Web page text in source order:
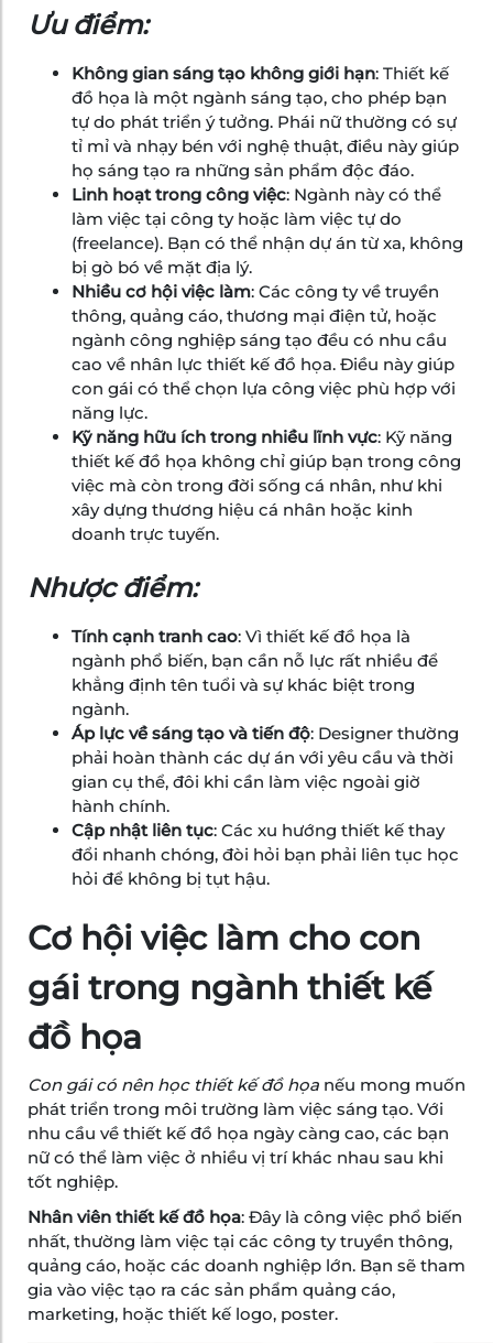
Ưu điểm:
Không gian sáng tạo không giới hạn: Thiết kế
đồ họa là một ngành sáng tạo, cho phép bạn
tự do phát triển ý tưởng. Phái nữ thường có sự
tỉ mỉ và nhạy bén với nghệ thuật, điều này giúp
họ sáng tạo ra những sản phẩm độc đáo.
Linh hoạt trong công việc: Ngành này có thể
làm việc tại công ty hoặc làm việc tự do
(freelance). Bạn có thể nhận dự án từ xa, không
bị gò bó về mặt địa lý.
Nhiều cơ hội việc làm: Các công ty về truyền
thông, quảng cáo, thương mại điện tử, hoặc
ngành công nghiệp sáng tạo đều có nhu cầu
cao về nhân lực thiết kế đồ họa. Điều này giúp
con gái có thể chọn lựa công việc phù hợp với
năng lực.
Kỹ năng hữu ích trong nhiều lĩnh vực: Kỹ năng
thiết kế đồ họa không chỉ giúp bạn trong công
việc mà còn trong đời sống cá nhân, như khi
xây dựng thương hiệu cá nhân hoặc kinh
doanh trực tuyến.
Nhược điểm:
Tính cạnh tranh cao: Vì thiết kế đồ họa là
ngành phổ biến, bạn cần nỗ lực rất nhiều để
khẳng định tên tuổi và sự khác biệt trong
ngành.
Áp lực về sáng tạo và tiến độ: Designer thường
phải hoàn thành các dự án với yêu cầu và thời
gian cụ thể, đôi khi cần làm việc ngoài giờ
hành chính.
Cập nhật liên tục: Các xu hướng thiết kế thay
đổi nhanh chóng, đòi hỏi bạn phải liên tục học
hỏi để không bị tụt hậu.
Cơ hội việc làm cho con
gái trong ngành thiết kế
đồ họa
Con gái có nên học thiết kế đồ họa nếu mong muốn
phát triển trong môi trường làm việc sáng tạo. Với
nhu cầu về thiết kế đồ họa ngày càng cao, các bạn
nữ có thể làm việc ở nhiều vị trí khác nhau sau khi
tốt nghiệp.
Nhân viên thiết kế đồ họa: Đây là công việc phổ biến
nhất, thường làm việc tại các công ty truyền thông,
quảng cáo, hoặc các doanh nghiệp lớn. Bạn sẽ tham
gia vào việc tạo ra các sản phẩm quảng cáo,
marketing, hoặc thiết kế logo, poster.